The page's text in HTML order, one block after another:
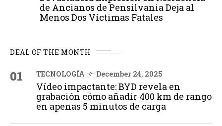
de Ancianos de Pensilvania Deja al
Menos Dos Víctimas Fatales
DEAL OF THE MONTH
01 TECNOLOGÍA December 24, 2025
Vídeo impactante: BYD revela en
grabación cómo añadir 400 km de rango
en apenas 5 minutos de carga